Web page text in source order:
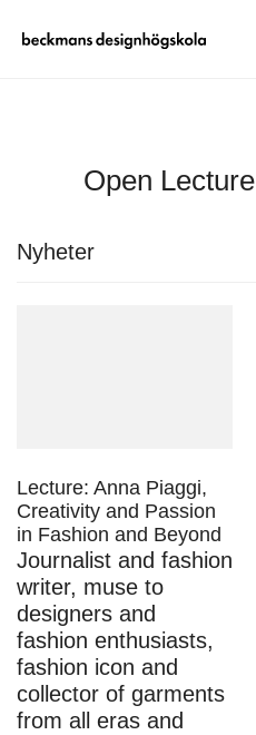
Open Lecture
Nyheter
Lecture: Anna Piaggi,
Creativity and Passion
in Fashion and Beyond
Journalist and fashion
writer, muse to
designers and
fashion enthusiasts,
fashion icon and
collector of garments
from all eras and